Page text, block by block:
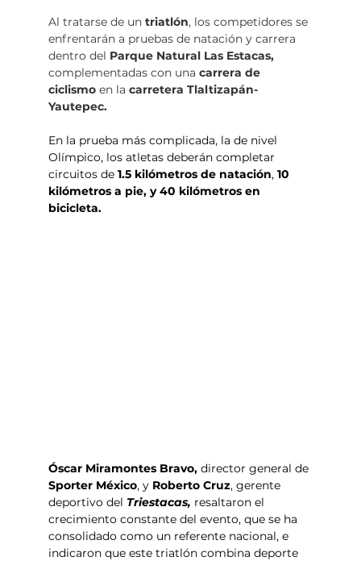
Al tratarse de un triatlón, los competidores se
enfrentarán a pruebas de natación y carrera
dentro del Parque Natural Las Estacas,
complementadas con una carrera de
ciclismo en la carretera Tlaltizapán-
Yautepec.
En la prueba más complicada, la de nivel
Olímpico, los atletas deberán completar
circuitos de 1.5 kilómetros de natación, 10
kilómetros a pie, y 40 kilómetros en
bicicleta.
Óscar Miramontes Bravo, director general de
Sporter México, y Roberto Cruz, gerente
deportivo del Triestacas, resaltaron el
crecimiento constante del evento, que se ha
consolidado como un referente nacional, e
indicaron que este triatlón combina deporte